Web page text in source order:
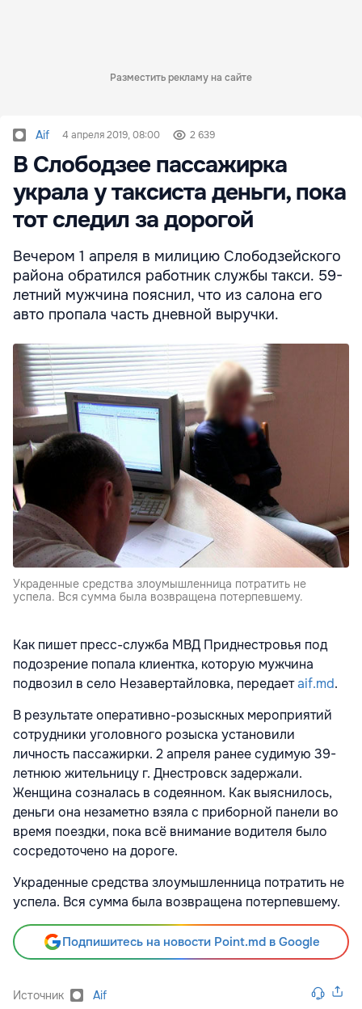
Разместить рекламу на сайте
Aif 4 апреля 2019, 08:00 2 639
В Слободзее пассажирка
украла у таксиста деньги, пока
тот следил за дорогой
Вечером 1 апреля в милицию Слободзейского
района обратился работник службы такси. 59-
летний мужчина пояснил, что из салона его
авто пропала часть дневной выручки.
Украденные средства злоумышленница потратить не
успела. Вся сумма была возвращена потерпевшему.
Как пишет пресс-служба МВД Приднестровья под
подозрение попала клиентка, которую мужчина
подвозил в село Незавертайловка, передаетaif.md.
В результате оперативно-розыскных мероприятий
сотрудники уголовного розыска установили
личность пассажирки. 2 апреля ранее судимую 39-
летнюю жительницу г. Днестровск задержали.
Женщина созналась в содеянном. Как выяснилось,
деньги она незаметно взяла с приборной панели во
время поездки, пока всё внимание водителя было
сосредоточено на дороге.
Украденные средства злоумышленница потратить не
успела. Вся сумма была возвращена потерпевшему.
Подпишитесь на новости Point.md в Google
Источник Aif